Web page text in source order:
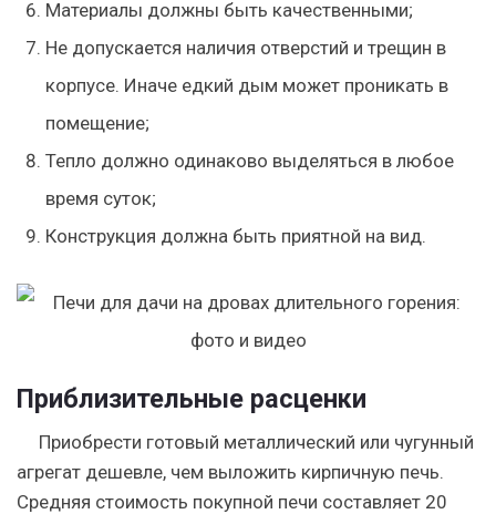
Материалы должны быть качественными;
Не допускается наличия отверстий и трещин в
корпусе. Иначе едкий дым может проникать в
помещение;
Тепло должно одинаково выделяться в любое
время суток;
Конструкция должна быть приятной на вид.
Приблизительные расценки
Приобрести готовый металлический или чугунный
агрегат дешевле, чем выложить кирпичную печь.
Средняя стоимость покупной печи составляет 20